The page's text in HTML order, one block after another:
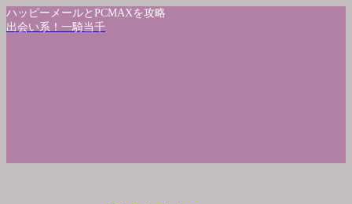
ハッピーメールとPCMAXを攻略
出会い系！一騎当千